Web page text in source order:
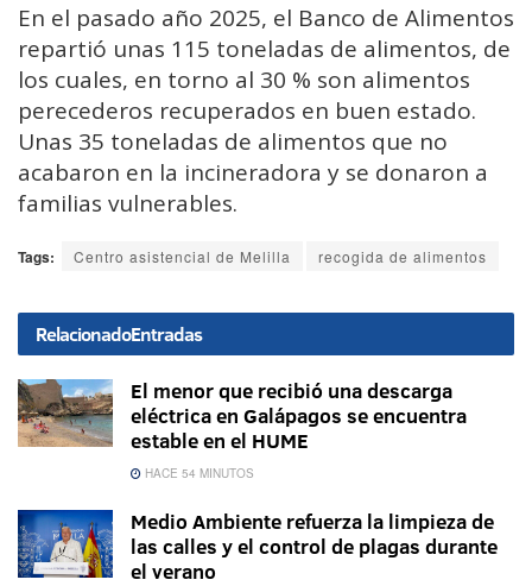
En el pasado año 2025, el Banco de Alimentos
repartió unas 115 toneladas de alimentos, de
los cuales, en torno al 30 % son alimentos
perecederos recuperados en buen estado.
Unas 35 toneladas de alimentos que no
acabaron en la incineradora y se donaron a
familias vulnerables.
Tags: Centro asistencial de Melilla recogida de alimentos
RelacionadoEntradas
El menor que recibió una descarga
eléctrica en Galápagos se encuentra
estable en el HUME
HACE 54 MINUTOS
Medio Ambiente refuerza la limpieza de
las calles y el control de plagas durante
el verano